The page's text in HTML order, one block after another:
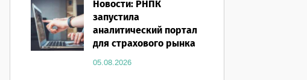
05.08.2026
Новости: РНПК
запустила
аналитический портал
для страхового рынка
05.08.2026